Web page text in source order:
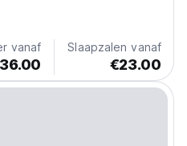
vanaf Slaapzalen vanaf
€23.00